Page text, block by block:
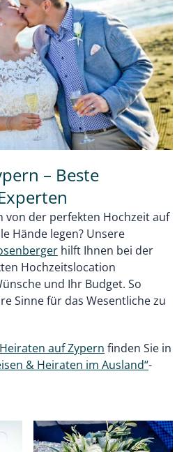
– Beste
von der perfekten Hochzeit auf
Hände legen? Unsere
hilft Ihnen bei der
Hochzeitslocation
und Ihr Budget. So
Sinne für das Wesentliche zu
Heiraten auf Zypern finden Sie in
& Heiraten im Ausland“-